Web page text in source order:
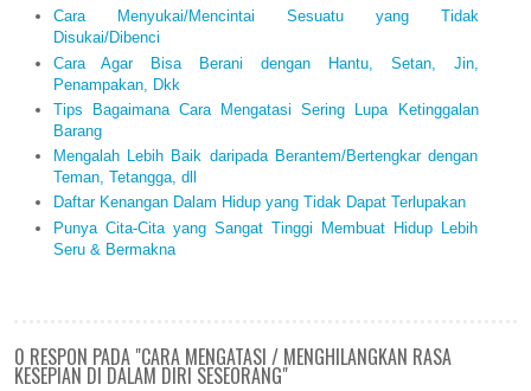
Cara Menyukai/Mencintai Sesuatu yang Tidak
Disukai/Dibenci
Cara Agar Bisa Berani dengan Hantu, Setan, Jin,
Penampakan, Dkk
Tips Bagaimana Cara Mengatasi Sering Lupa Ketinggalan
Barang
Mengalah Lebih Baik daripada Berantem/Bertengkar dengan
Teman, Tetangga, dll
Daftar Kenangan Dalam Hidup yang Tidak Dapat Terlupakan
Punya Cita-Cita yang Sangat Tinggi Membuat Hidup Lebih
Seru & Bermakna
0 RESPON PADA "CARA MENGATASI / MENGHILANGKAN RASA
KESEPIAN DI DALAM DIRI SESEORANG"